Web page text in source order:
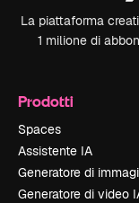
La piattaforma
1 milione di
Prodotti
Spaces
Assistente IA
Generatore di
Generatore di video